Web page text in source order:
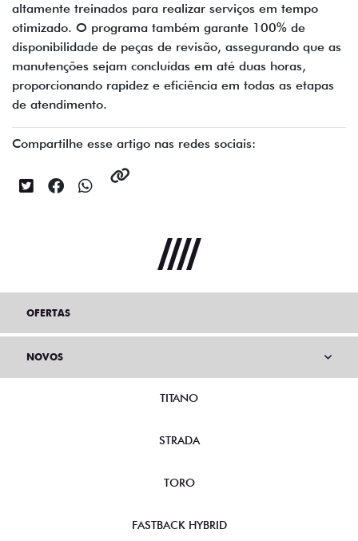
altamente treinados para realizar serviços em tempo
otimizado. O programa também garante 100% de
disponibilidade de peças de revisão, assegurando que as
manutenções sejam concluídas em até duas horas,
proporcionando rapidez e eficiência em todas as etapas
de atendimento.
Compartilhe esse artigo nas redes sociais:
OFERTAS
NOVOS
TITANO
STRADA
TORO
FASTBACK HYBRID